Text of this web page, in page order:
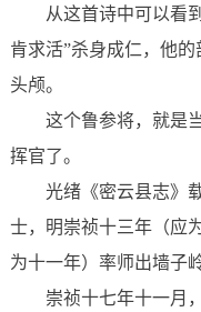
从这首诗中可以看
肯求活”杀身成仁，他
头颅。
这个鲁参将，就是
挥官了。
光绪《密云县志》
士，明崇祯十三年（应
为十一年）率师出墙子
崇祯十七年十一月